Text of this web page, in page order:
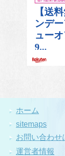
ホーム
sitemaps
お問い合わせ
運営者情報